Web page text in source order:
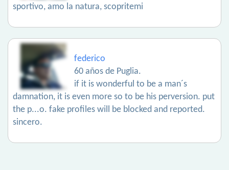
sportivo, amo la natura, scopritemi
federico
60 años de Puglia.
if it is wonderful to be a man´s
damnation, it is even more so to be his perversion. put
the p...o. fake profiles will be blocked and reported.
sincero.